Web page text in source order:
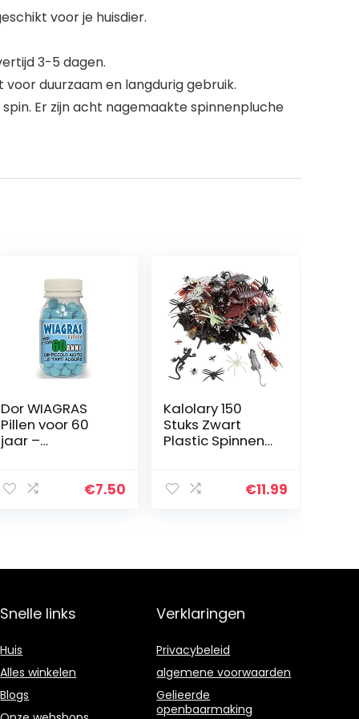
voor je huisdier.
3-5 dagen.
duurzaam en langdurig gebruik.
Er zijn acht nagemaakte spinnenpluche
Dor WIAGRAS
Pillen voor 60
jaar –
voor
€7.50
Kalolary 150
Stuks Zwart
Plastic Spinnen
Realistisch Nep
€11.99
Snelle links
Huis
Alles winkelen
Blogs
Verklaringen
Privacybeleid
algemene voorwaarden
Gelieerde
openbaarmaking